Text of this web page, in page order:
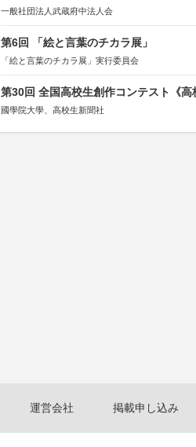
一般社団法人武蔵府中法人会
第6回 「絵と言葉のチカラ展」
「絵と言葉のチカラ展」実行委員会
第30回 全国高校生創作コンテスト《高
國學院大學、高校生新聞社
運営会社 掲載申し込み